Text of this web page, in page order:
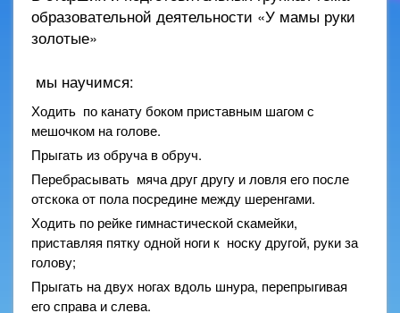
образовательной деятельности «У мамы руки
золотые»
мы научимся:
Ходить по канату боком приставным шагом с
мешочком на голове.
Прыгать из обруча в обруч.
Перебрасывать мяча друг другу и ловля его после
отскока от пола посредине между шеренгами.
Ходить по рейке гимнастической скамейки,
приставляя пятку одной ноги к носку другой, руки за
голову;
Прыгать на двух ногах вдоль шнура, перепрыгивая
его справа и слева.